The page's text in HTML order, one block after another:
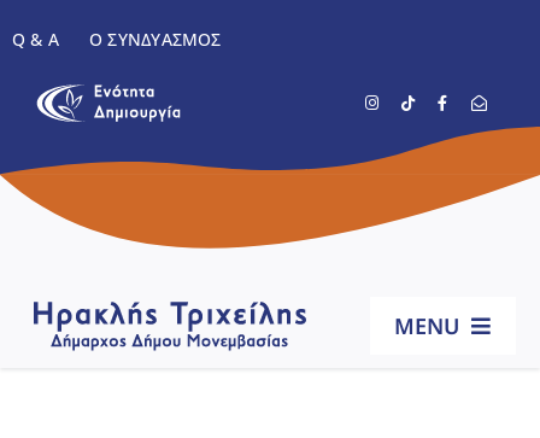
στο
περιεχόμενο
Q & A Ο ΣΥΝΔΥΑΣΜΌΣ
MENU